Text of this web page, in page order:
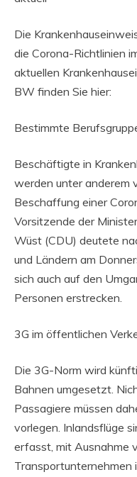
Die
die Corona-Richtlinien
aktuellen
BW finden Sie hier:
Bestimmte
Beschäftigte in
werden unter anderem
Beschaffung einer
Vorsitzende der
Wüst (CDU) deutete
und Ländern am
sich auch auf den
Personen erstrecken.
3G im öffentlichen
Die 3G-Norm wird
Bahnen umgesetzt.
Passagiere müssen
vorlegen. Inlandsflüge
erfasst, mit Ausnahme
Transportunternehmen